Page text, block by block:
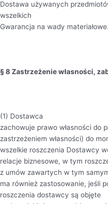
Dostawa używanych
wszelkich
Gwarancja na wady materiałowe.
§ 8 Zastrzeżenie własności,
(1) Dostawca
zachowuje prawo własności do
zastrzeżeniem własności) do
wszelkie roszczenia Dostawcy
relacje biznesowe, w tym
z umów zawartych w tym
ma również zastosowanie, jeśli
roszczenia dostawcy są objęte